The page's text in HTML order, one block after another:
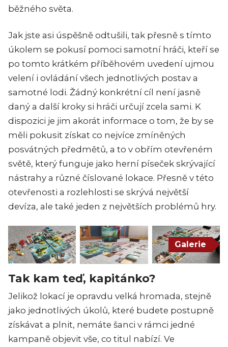
běžného světa.
Jak jste asi úspěšně odtušili, tak přesně s tímto
úkolem se pokusí pomoci samotní hráči, kteří se
po tomto krátkém příběhovém uvedení ujmou
velení i ovládání všech jednotlivých postav a
samotné lodi. Žádný konkrétní cíl není jasně
daný a další kroky si hráči určují zcela sami. K
dispozici je jim akorát informace o tom, že by se
měli pokusit získat co nejvíce zmíněných
posvátných předmětů, a to v obřím otevřeném
světě, který funguje jako herní píseček skrývající
nástrahy a různé číslované lokace. Přesně v této
otevřenosti a rozlehlosti se skrývá největší
devíza, ale také jeden z největších problémů hry.
Galerie
Tak kam teď, kapitánko?
Jelikož lokací je opravdu velká hromada, stejně
jako jednotlivých úkolů, které budete postupně
získávat a plnit, nemáte šanci v rámci jedné
kampaně objevit vše, co titul nabízí. Ve